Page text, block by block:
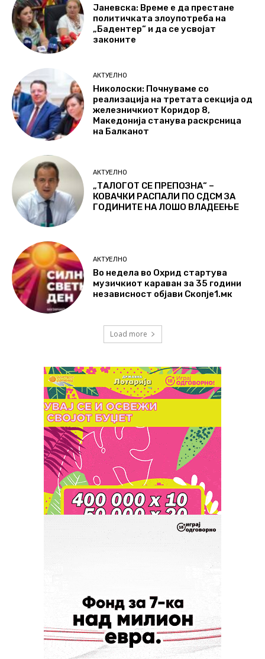
Јаневска: Време е да престане
политичката злоупотреба на
„Бадентер“ и да се усвојат
законите
АКТУЕЛНО
Николоски: Почнуваме со
реализација на третата секција од
железничкиот Коридор 8,
Македонија станува раскрсница
на Балканот
АКТУЕЛНО
„ТАЛОГОТ СЕ ПРЕПОЗНА“ –
КОВАЧКИ РАСПАЛИ ПО СДСМ ЗА
ГОДИНИТЕ НА ЛОШО ВЛАДЕЕЊЕ
АКТУЕЛНО
Во недела во Охрид стартува
музичкиот караван за 35 години
независност објави Скопје1.мк
Load more